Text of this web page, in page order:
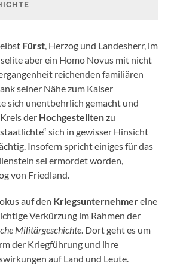
Fürst, Herzog und Landesherr, im
aber ein Homo Novus mit nicht
reichenden familiären
seiner Nähe zum Kaiser
sich unentbehrlich gemacht und
der Hochgestelltenzu
sich in gewisser Hinsicht
Insofern spricht einiges für das
sei ermordet worden,
von Friedland.
auf den Kriegsunternehmereine
Verkürzung im Rahmen der
Militärgeschichte. Dort geht es um
der Kriegführung und ihre
auf Land und Leute.